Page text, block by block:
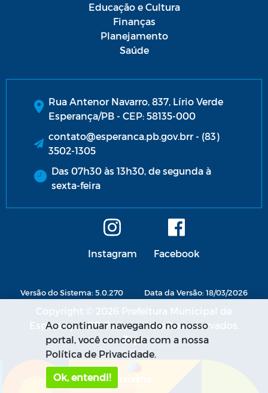
Educação e Cultura
Finanças
Planejamento
Saúde
Rua Antenor Navarro, 837, Lírio Verde
Esperança/PB - CEP: 58135-000
contato@esperanca.pb.gov.brr - (83)
3502-1305
Das 07h30 às 13h30, de segunda à
sexta-feira
Instagram Facebook
Versão do Sistema: 5.0.270 Data da Versão: 18/03/2026
Copyright © 2026 Prefeitura Municipal de
Esperança - PB. Todos os direitos reservados.
Ao continuar navegando no nosso
portal, você concorda com a nossa
Política de Privacidade.
Ok, entendi!